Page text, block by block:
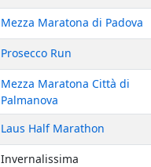
Mezza Maratona di Padova
Prosecco Run
Mezza Maratona Città di
Palmanova
Laus Half Marathon
Invernalissima